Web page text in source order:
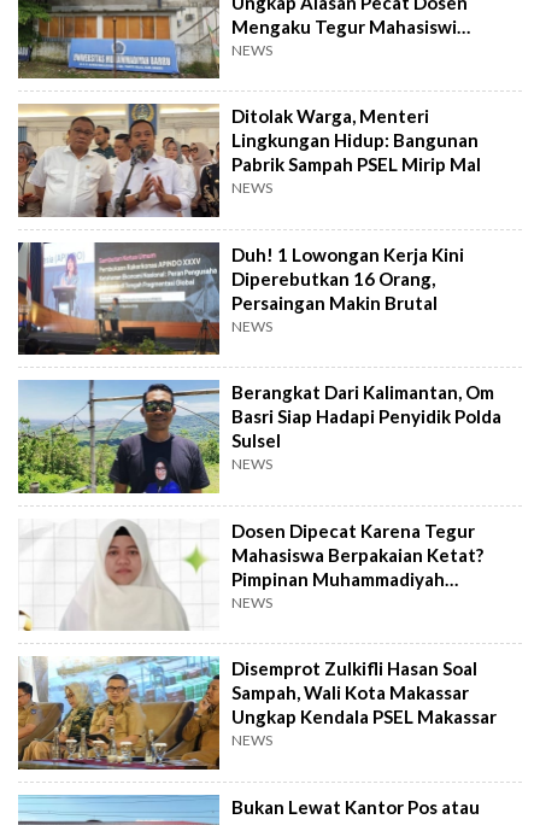
Mengaku Tegur Mahasiswi
Berpakaian Ketat
NEWS
Ditolak Warga, Menteri
Lingkungan Hidup: Bangunan
Pabrik Sampah PSEL Mirip Mal
NEWS
Duh! 1 Lowongan Kerja Kini
Diperebutkan 16 Orang,
Persaingan Makin Brutal
NEWS
Berangkat Dari Kalimantan, Om
Basri Siap Hadapi Penyidik Polda
Sulsel
NEWS
Dosen Dipecat Karena Tegur
Mahasiswa Berpakaian Ketat?
Pimpinan Muhammadiyah
Investigasi
NEWS
Disemprot Zulkifli Hasan Soal
Sampah, Wali Kota Makassar
Ungkap Kendala PSEL Makassar
NEWS
Bukan Lewat Kantor Pos atau